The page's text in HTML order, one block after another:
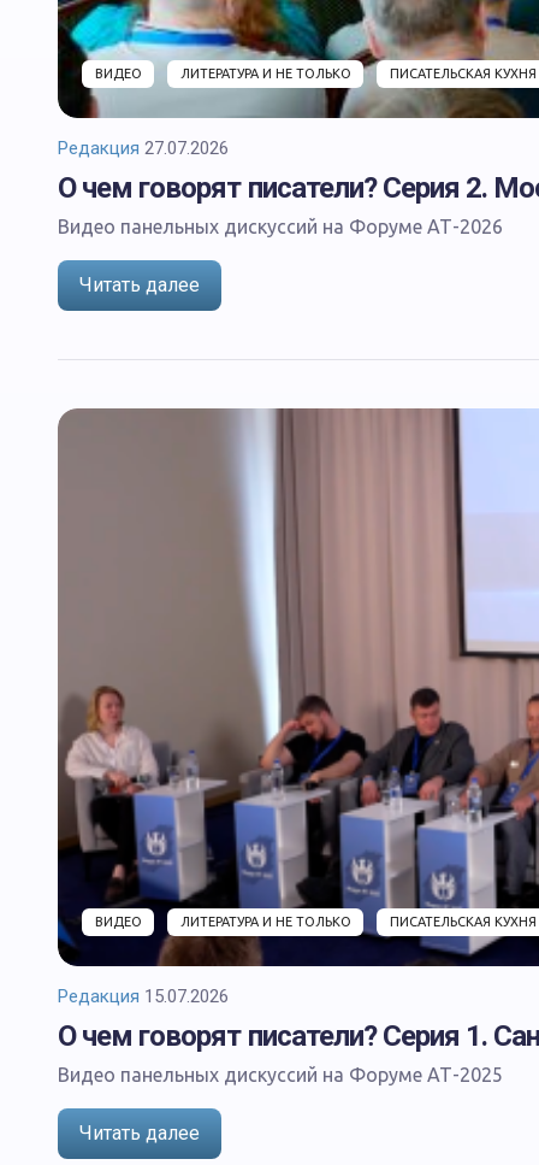
ВИДЕО ЛИТЕРАТУРА И НЕ ТОЛЬКО ПИСАТЕЛЬСКАЯ КУХНЯ
Редакция 27.07.2026
О чем говорят писатели? Серия 2.
Видео панельных дискуссий на Форуме АТ-2026
Читать далее
ВИДЕО ЛИТЕРАТУРА И НЕ ТОЛЬКО ПИСАТЕЛЬСКАЯ КУХНЯ
Редакция 15.07.2026
О чем говорят писатели? Серия 1.
Видео панельных дискуссий на Форуме АТ-2025
Читать далее